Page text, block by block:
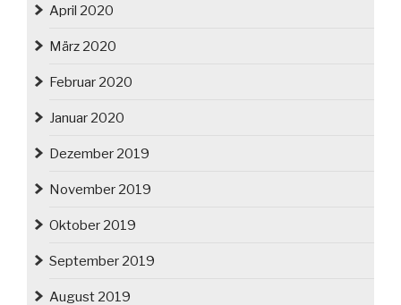
April 2020
März 2020
Februar 2020
Januar 2020
Dezember 2019
November 2019
Oktober 2019
September 2019
August 2019